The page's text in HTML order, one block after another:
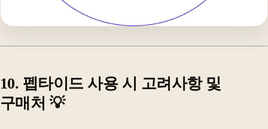
10. 펩타이드 사용 시 고려사항 및
구매처 💡